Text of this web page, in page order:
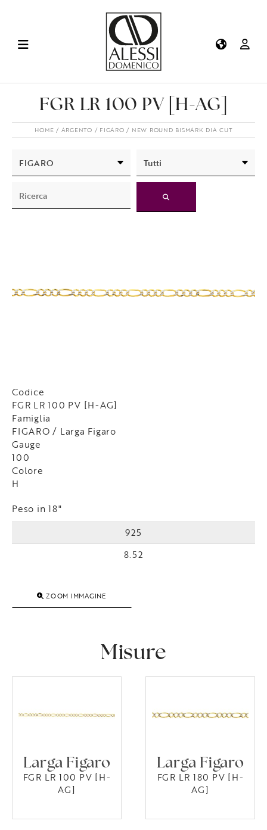
FGR LR 100 PV [H-AG]
HOME ARGENTO FIGARO NEW ROUND BISMARK DIA CUT
Codice
FGR LR 100 PV [H-AG]
Famiglia
FIGARO / Larga Figaro
Gauge
100
Colore
H
Peso in 18"
925
8.52
ZOOM IMMAGINE
Misure
Larga Figaro
FGR LR 100 PV [H-
AG]
Larga Figaro
FGR LR 180 PV [H-
AG]